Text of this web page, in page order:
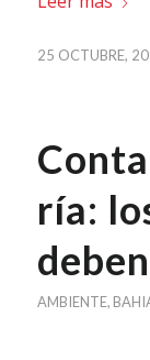
25 OCTUBRE,
ría:
AMBIENTE,